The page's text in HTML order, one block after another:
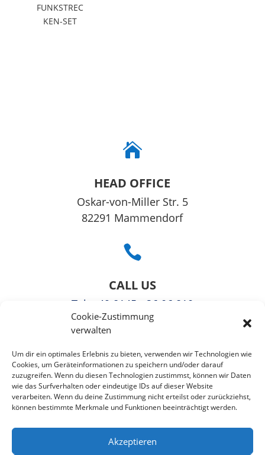
Cookie-Zustimmung
verwalten
Um dir ein optimales Erlebnis zu bieten, verwenden wir Technologien wie
Cookies, um Geräteinformationen zu speichern und/oder darauf
zuzugreifen. Wenn du diesen Technologien zustimmst, können wir Daten
wie das Surfverhalten oder eindeutige IDs auf dieser Website
verarbeiten. Wenn du deine Zustimmung nicht erteilst oder zurückziehst,
können bestimmte Merkmale und Funktionen beeinträchtigt werden.
Akzeptieren
FUNKSTREC
KEN-SET

HEAD OFFICE
Oskar-von-Miller Str. 5
82291 Mammendorf

CALL US
Tel : +49 8145 - 36 06 810
Fax: +49 3221108991363

EMAIL US
info@puzzlepie.de
»Kontaktformular«